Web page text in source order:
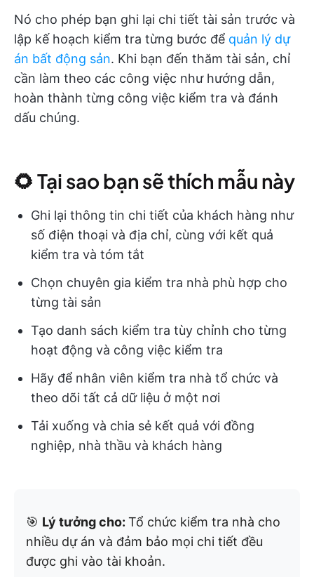
Nó cho phép bạn ghi lại chi tiết tài sản trước và
lập kế hoạch kiểm tra từng bước để quản lý dự
án bất động sản. Khi bạn đến thăm tài sản, chỉ
cần làm theo các công việc như hướng dẫn,
hoàn thành từng công việc kiểm tra và đánh
dấu chúng.
🌻 Tại sao bạn sẽ thích mẫu này
Ghi lại thông tin chi tiết của khách hàng như
số điện thoại và địa chỉ, cùng với kết quả
kiểm tra và tóm tắt
Chọn chuyên gia kiểm tra nhà phù hợp cho
từng tài sản
Tạo danh sách kiểm tra tùy chỉnh cho từng
hoạt động và công việc kiểm tra
Hãy để nhân viên kiểm tra nhà tổ chức và
theo dõi tất cả dữ liệu ở một nơi
Tải xuống và chia sẻ kết quả với đồng
nghiệp, nhà thầu và khách hàng
🎯 Lý tưởng cho: Tổ chức kiểm tra nhà cho
nhiều dự án và đảm bảo mọi chi tiết đều
được ghi vào tài khoản.